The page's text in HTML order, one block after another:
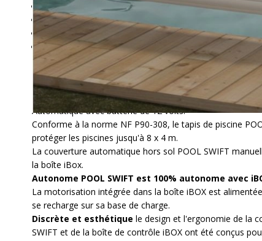
Moteur : motorisation tubulaire débrayable avec
Sécurité : système de verrouillage manuel conforme à
Installation : pose rapide sans travaux de câblage dans
Tablier : lames PVC haute résistance traitées contre
Couverture hors sol évolutive de manuelle à
Automatique avec batterie de 12 volts.
Conforme à la norme NF P90-308, le tapis de piscine
protéger les piscines jusqu'à 8 x 4 m.
La couverture automatique hors sol POOL SWIFT
la boîte iBox.
Autonome POOL SWIFT est 100% autonome avec
La motorisation intégrée dans la boîte iBOX est
se recharge sur sa base de charge.
Discrète et esthétique le design et l'ergonomie de la
SWIFT et de la boîte de contrôle iBOX ont été conçus